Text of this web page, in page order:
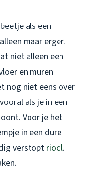
als een
maar erger.
niet alleen een
en muren
nog niet eens over
als je in een
Voor je het
in een dure
verstoptriool.